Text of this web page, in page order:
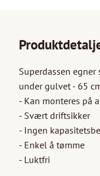
Superdassen
under gulvet - 65
- Kan monteres på
- Svært driftsikker
- Ingen
- Enkel å tømme
- Luktfri